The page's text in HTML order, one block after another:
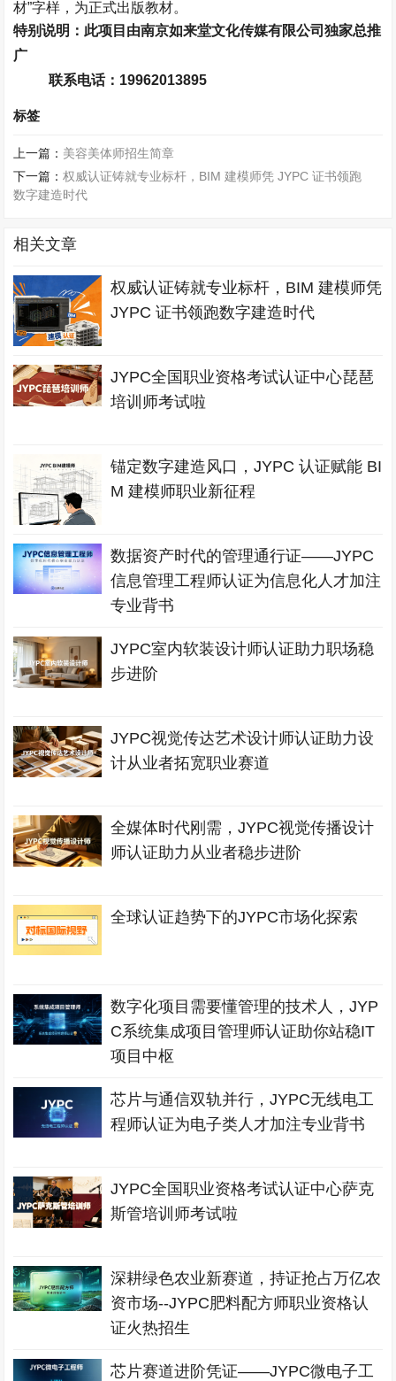
材”字样，为正式出版教材。
特别说明：此项目由南京如来堂文化传媒有限公司独家总推
广
联系电话： 19962013895
标签
上一篇： 美容美体师招生简章
下一篇：权威认证铸就专业标杆，BIM 建模师凭 JYPC 证书领跑
数字建造时代
相关文章
权威认证铸就专业标杆，BIM 建模师凭
JYPC 证书领跑数字建造时代
JYPC全国职业资格考试认证中心琵琶
培训师考试啦
锚定数字建造风口，JYPC 认证赋能 BI
M 建模师职业新征程
数据资产时代的管理通行证——JYPC
信息管理工程师认证为信息化人才加注
专业背书
JYPC室内软装设计师认证助力职场稳
步进阶
JYPC视觉传达艺术设计师认证助力设
计从业者拓宽职业赛道
全媒体时代刚需，JYPC视觉传播设计
师认证助力从业者稳步进阶
全球认证趋势下的JYPC市场化探索
数字化项目需要懂管理的技术人，JYP
C系统集成项目管理师认证助你站稳IT
项目中枢
芯片与通信双轨并行，JYPC无线电工
程师认证为电子类人才加注专业背书
JYPC全国职业资格考试认证中心萨克
斯管培训师考试啦
深耕绿色农业新赛道，持证抢占万亿农
资市场--JYPC肥料配方师职业资格认
证火热招生
芯片赛道进阶凭证——JYPC微电子工